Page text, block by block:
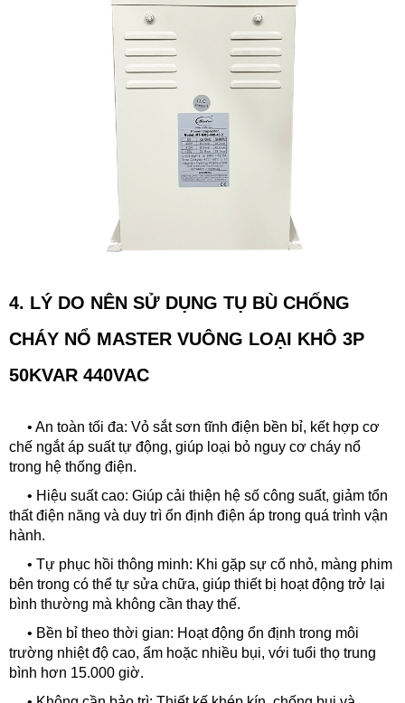
4. LÝ DO NÊN SỬ DỤNG TỤ BÙ CHỐNG
CHÁY NỔ MASTER VUÔNG LOẠI KHÔ 3P
50KVAR 440VAC
• An toàn tối đa: Vỏ sắt sơn tĩnh điện bền bỉ, kết hợp cơ
chế ngắt áp suất tự động, giúp loại bỏ nguy cơ cháy nổ
trong hệ thống điện.
• Hiệu suất cao: Giúp cải thiện hệ số công suất, giảm tổn
thất điện năng và duy trì ổn định điện áp trong quá trình vận
hành.
• Tự phục hồi thông minh: Khi gặp sự cố nhỏ, màng phim
bên trong có thể tự sửa chữa, giúp thiết bị hoạt động trở lại
bình thường mà không cần thay thế.
• Bền bỉ theo thời gian: Hoạt động ổn định trong môi
trường nhiệt độ cao, ẩm hoặc nhiều bụi, với tuổi thọ trung
bình hơn 15.000 giờ.